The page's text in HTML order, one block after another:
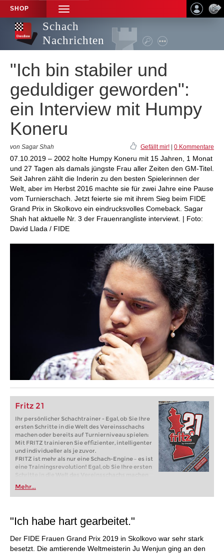
SHOP
TOGGLE
NAVIGATION
Schach
Nachrichten
"Ich bin stabiler und
geduldiger geworden":
ein Interview mit Humpy
Koneru
von Sagar Shah Gefällt mir! 0 Kommentare
07.10.2019 – 2002 holte Humpy Koneru mit 15 Jahren, 1 Monat
und 27 Tagen als damals jüngste Frau aller Zeiten den GM-Titel.
Seit Jahren zählt die Inderin zu den besten Spielerinnen der
Welt, aber im Herbst 2016 machte sie für zwei Jahre eine Pause
vom Turnierschach. Jetzt feierte sie mit ihrem Sieg beim FIDE
Grand Prix in Skolkovo ein eindrucksvolles Comeback. Sagar
Shah hat aktuelle Nr. 3 der Frauenrangliste interviewt. | Foto:
David Llada / FIDE
Fritz 21
Ihr persönlicher Schachtrainer - Egal, ob Sie Ihre
ersten Schritte in die Welt des Vereinsschachs
machen oder bereits auf Turnierniveau spielen:
Mit FRITZ trainieren Sie effizienter, intelligenter
und individueller als je zuvor.
FRITZ ist mehr als nur eine Schach-Engine – es ist
eine Trainingsrevolution! Egal, ob Sie Ihre ersten
Schritte in die Welt des Vereinsschachs machen
oder bereits auf Turnierniveau spielen: Mit
FRITZ trainieren Sie effizienter, intelligenter und
individueller als je zuvor.
Mehr...
"Ich habe hart gearbeitet."
Der FIDE Frauen Grand Prix 2019 in Skolkovo war sehr stark
besetzt. Die amtierende Weltmeisterin Ju Wenjun ging an den